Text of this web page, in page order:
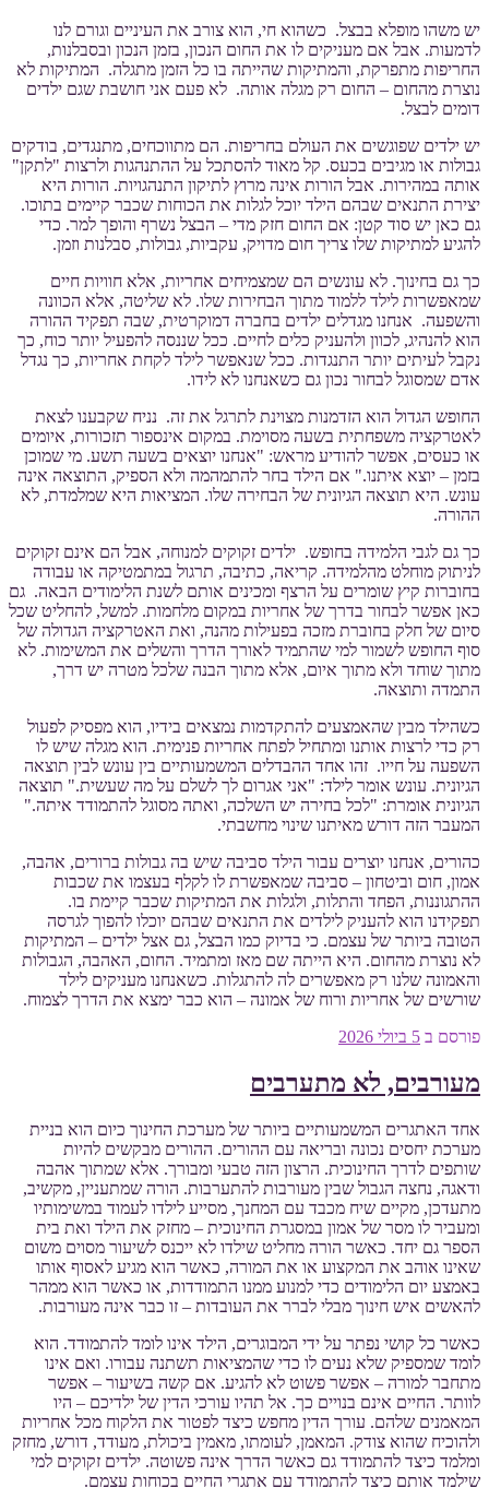
יש משהו מופלא בבצל. כשהוא חי, הוא צורב את העיניים וגורם לנו
לדמעות. אבל אם מעניקים לו את החום הנכון, בזמן הנכון ובסבלנות,
החריפות מתפרקת, והמתיקות שהייתה בו כל הזמן מתגלה. המתיקות לא
נוצרת מהחום – החום רק מגלה אותה. לא פעם אני חושבת שגם ילדים
דומים לבצל.
יש ילדים שפוגשים את העולם בחריפות. הם מתווכחים, מתנגדים, בודקים
גבולות או מגיבים בכעס. קל מאוד להסתכל על ההתנהגות ולרצות "לתקן"
אותה במהירות. אבל הורות אינה מרוץ לתיקון התנהגויות. הורות היא
יצירת התנאים שבהם הילד יוכל לגלות את הכוחות שכבר קיימים בתוכו.
גם כאן יש סוד קטן: אם החום חזק מדי – הבצל נשרף והופך למר. כדי
להגיע למתיקות שלו צריך חום מדויק, עקביות, גבולות, סבלנות וזמן.
כך גם בחינוך. לא עונשים הם שמצמיחים אחריות, אלא חוויות חיים
שמאפשרות לילד ללמוד מתוך הבחירות שלו. לא שליטה, אלא הכוונה
והשפעה. אנחנו מגדלים ילדים בחברה דמוקרטית, שבה תפקיד ההורה
הוא להנהיג, לכוון ולהעניק כלים לחיים. ככל שננסה להפעיל יותר כוח, כך
נקבל לעיתים יותר התנגדות. ככל שנאפשר לילד לקחת אחריות, כך נגדל
אדם שמסוגל לבחור נכון גם כשאנחנו לא לידו.
החופש הגדול הוא הזדמנות מצוינת לתרגל את זה. נניח שקבענו לצאת
לאטרקציה משפחתית בשעה מסוימת. במקום אינספור תזכורות, איומים
או כעסים, אפשר להודיע מראש: "אנחנו יוצאים בשעה תשע. מי שמוכן
בזמן – יוצא איתנו." אם הילד בחר להתמהמה ולא הספיק, התוצאה אינה
עונש. היא תוצאה הגיונית של הבחירה שלו. המציאות היא שמלמדת, לא
ההורה.
כך גם לגבי הלמידה בחופש. ילדים זקוקים למנוחה, אבל הם אינם זקוקים
לניתוק מוחלט מהלמידה. קריאה, כתיבה, תרגול במתמטיקה או עבודה
בחוברות קיץ שומרים על הרצף ומכינים אותם לשנת הלימודים הבאה. גם
כאן אפשר לבחור בדרך של אחריות במקום מלחמות. למשל, להחליט שכל
סיום של חלק בחוברת מזכה בפעילות מהנה, ואת האטרקציה הגדולה של
סוף החופש לשמור למי שהתמיד לאורך הדרך והשלים את המשימות. לא
מתוך שוחד ולא מתוך איום, אלא מתוך הבנה שלכל מטרה יש דרך,
התמדה ותוצאה.
כשהילד מבין שהאמצעים להתקדמות נמצאים בידיו, הוא מפסיק לפעול
רק כדי לרצות אותנו ומתחיל לפתח אחריות פנימית. הוא מגלה שיש לו
השפעה על חייו. זהו אחד ההבדלים המשמעותיים בין עונש לבין תוצאה
הגיונית. עונש אומר לילד: "אני אגרום לך לשלם על מה שעשית." תוצאה
הגיונית אומרת: "לכל בחירה יש השלכה, ואתה מסוגל להתמודד איתה."
המעבר הזה דורש מאיתנו שינוי מחשבתי.
כהורים, אנחנו יוצרים עבור הילד סביבה שיש בה גבולות ברורים, אהבה,
אמון, חום וביטחון – סביבה שמאפשרת לו לקלף בעצמו את שכבות
ההתגוננות, הפחד והתלות, ולגלות את המתיקות שכבר קיימת בו.
תפקידנו הוא להעניק לילדים את התנאים שבהם יוכלו להפוך לגרסה
הטובה ביותר של עצמם. כי בדיוק כמו הבצל, גם אצל ילדים – המתיקות
לא נוצרת מהחום. היא הייתה שם מאז ומתמיד. החום, האהבה, הגבולות
והאמונה שלנו רק מאפשרים לה להתגלות. כשאנחנו מעניקים לילד
שורשים של אחריות ורוח של אמונה – הוא כבר ימצא את הדרך לצמוח.
פורסם ב 5 ביולי 2026
מעורבים, לא מתערבים
אחד האתגרים המשמעותיים ביותר של מערכת החינוך כיום הוא בניית
מערכת יחסים נכונה ובריאה עם ההורים. ההורים מבקשים להיות
שותפים לדרך החינוכית. הרצון הזה טבעי ומבורך. אלא שמתוך אהבה
ודאגה, נחצה הגבול שבין מעורבות להתערבות. הורה שמתעניין, מקשיב,
מתעדכן, מקיים שיח מכבד עם המחנך, מסייע לילדו לעמוד במשימותיו
ומעביר לו מסר של אמון במסגרת החינוכית – מחזק את הילד ואת בית
הספר גם יחד. כאשר הורה מחליט שילדו לא ייכנס לשיעור מסוים משום
שאינו אוהב את המקצוע או את המורה, כאשר הוא מגיע לאסוף אותו
באמצע יום הלימודים כדי למנוע ממנו התמודדות, או כאשר הוא ממהר
להאשים איש חינוך מבלי לברר את העובדות – זו כבר אינה מעורבות.
כאשר כל קושי נפתר על ידי המבוגרים, הילד אינו לומד להתמודד. הוא
לומד שמספיק שלא נעים לו כדי שהמציאות תשתנה עבורו. ואם אינו
מתחבר למורה – אפשר פשוט לא להגיע. אם קשה בשיעור – אפשר
לוותר. החיים אינם בנויים כך. אל תהיו עורכי הדין של ילדיכם – היו
המאמנים שלהם. עורך הדין מחפש כיצד לפטור את הלקוח מכל אחריות
ולהוכיח שהוא צודק. המאמן, לעומתו, מאמין ביכולת, מעודד, דורש, מחזק
ומלמד כיצד להתמודד גם כאשר הדרך אינה פשוטה. ילדים זקוקים למי
שילמד אותם כיצד להתמודד עם אתגרי החיים בכוחות עצמם.